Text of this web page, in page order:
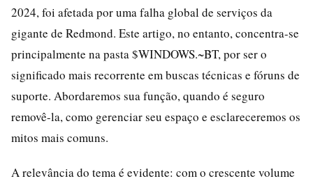
2024, foi afetada por uma falha global de serviços da
gigante de Redmond. Este artigo, no entanto, concentra-se
principalmente na pasta $WINDOWS.~BT, por ser o
significado mais recorrente em buscas técnicas e fóruns de
suporte. Abordaremos sua função, quando é seguro
removê-la, como gerenciar seu espaço e esclareceremos os
mitos mais comuns.
A relevância do tema é evidente: com o crescente volume